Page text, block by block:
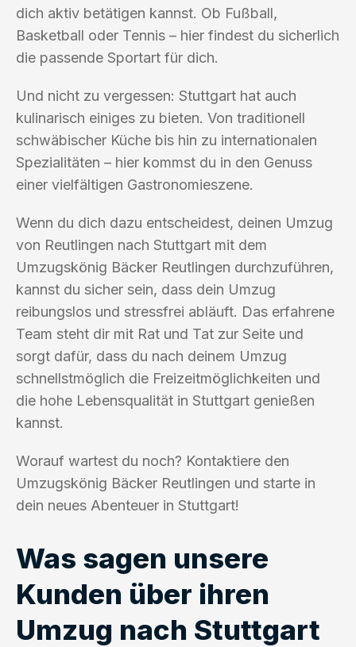
dich aktiv betätigen kannst. Ob Fußball,
Basketball oder Tennis – hier findest du sicherlich
die passende Sportart für dich.
Und nicht zu vergessen: Stuttgart hat auch
kulinarisch einiges zu bieten. Von traditionell
schwäbischer Küche bis hin zu internationalen
Spezialitäten – hier kommst du in den Genuss
einer vielfältigen Gastronomieszene.
Wenn du dich dazu entscheidest, deinen Umzug
von Reutlingen nach Stuttgart mit dem
Umzugskönig Bäcker Reutlingen durchzuführen,
kannst du sicher sein, dass dein Umzug
reibungslos und stressfrei abläuft. Das erfahrene
Team steht dir mit Rat und Tat zur Seite und
sorgt dafür, dass du nach deinem Umzug
schnellstmöglich die Freizeitmöglichkeiten und
die hohe Lebensqualität in Stuttgart genießen
kannst.
Worauf wartest du noch? Kontaktiere den
Umzugskönig Bäcker Reutlingen und starte in
dein neues Abenteuer in Stuttgart!
Was sagen unsere
Kunden über ihren
Umzug nach Stuttgart